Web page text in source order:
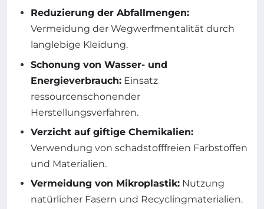
Reduzierung der Abfallmengen:
Vermeidung der Wegwerfmentalität durch
langlebige Kleidung.
Schonung von Wasser- und
Energieverbrauch: Einsatz
ressourcenschonender
Herstellungsverfahren.
Verzicht auf giftige Chemikalien:
Verwendung von schadstofffreien Farbstoffen
und Materialien.
Vermeidung von Mikroplastik: Nutzung
natürlicher Fasern und Recyclingmaterialien.